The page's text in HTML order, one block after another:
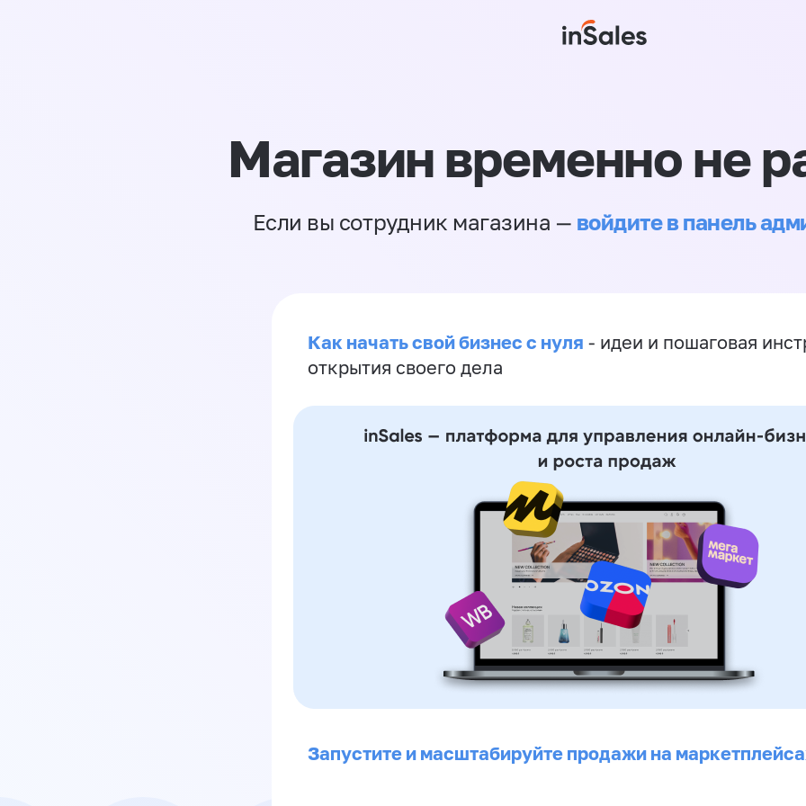
Магазин временно не
Если вы сотрудник магазина — войдите в панель
Как начать свой бизнес с нуля - идеи и пошаговая
открытия своего дела
Запустите и масштабируйте продажи на